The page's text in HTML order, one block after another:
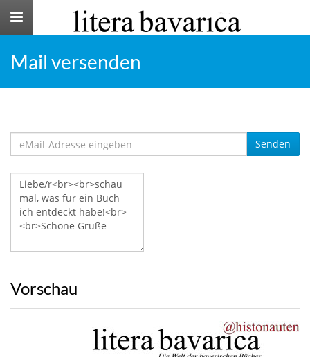
Toggle
Mail versenden
Senden
Vorschau